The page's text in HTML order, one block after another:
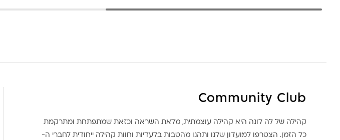
Community Club
קהילה של לה לונה היא קהילה עוצמתית, מלאת השראה וכזאת שמתפתחת ומתרקמת
כל הזמן. הצטרפו למועדון שלנו ותהנו מהטבות בלעדיות וחוות קהילה ייחודית לחברי ה-